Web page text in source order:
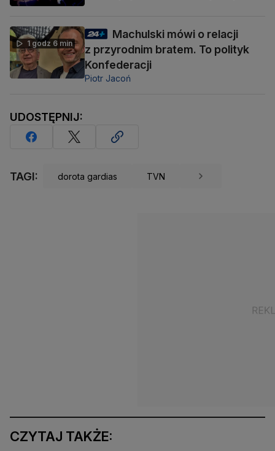
1 godz 6 min
Machulski mówi o relacji
z przyrodnim bratem. To polityk
Konfederacji
Piotr Jacoń
UDOSTĘPNIJ:
TAGI: dorota gardias TVN
CZYTAJ TAKŻE: